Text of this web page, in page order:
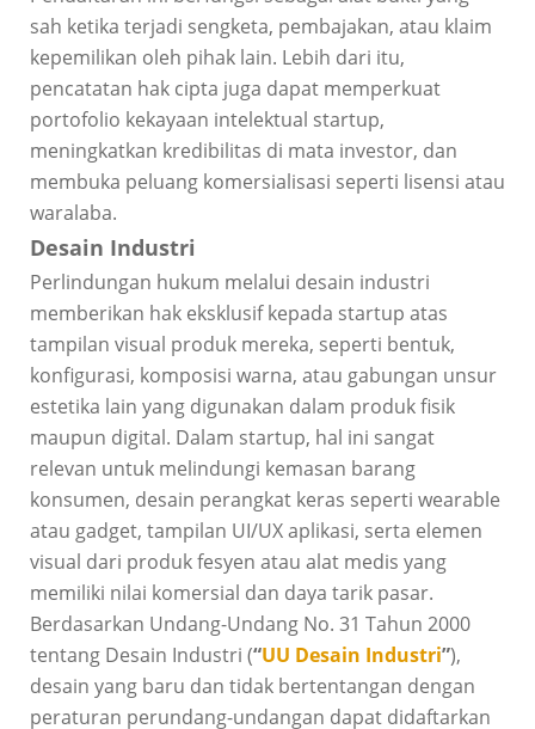
sah ketika terjadi sengketa, pembajakan, atau klaim
kepemilikan oleh pihak lain. Lebih dari itu,
pencatatan hak cipta juga dapat memperkuat
portofolio kekayaan intelektual startup,
meningkatkan kredibilitas di mata investor, dan
membuka peluang komersialisasi seperti lisensi atau
waralaba.
Desain Industri
Perlindungan hukum melalui desain industri
memberikan hak eksklusif kepada startup atas
tampilan visual produk mereka, seperti bentuk,
konfigurasi, komposisi warna, atau gabungan unsur
estetika lain yang digunakan dalam produk fisik
maupun digital. Dalam startup, hal ini sangat
relevan untuk melindungi kemasan barang
konsumen, desain perangkat keras seperti wearable
atau gadget, tampilan UI/UX aplikasi, serta elemen
visual dari produk fesyen atau alat medis yang
memiliki nilai komersial dan daya tarik pasar.
Berdasarkan Undang-Undang No. 31 Tahun 2000
tentang Desain Industri (“UU Desain Industri”),
desain yang baru dan tidak bertentangan dengan
peraturan perundang-undangan dapat didaftarkan